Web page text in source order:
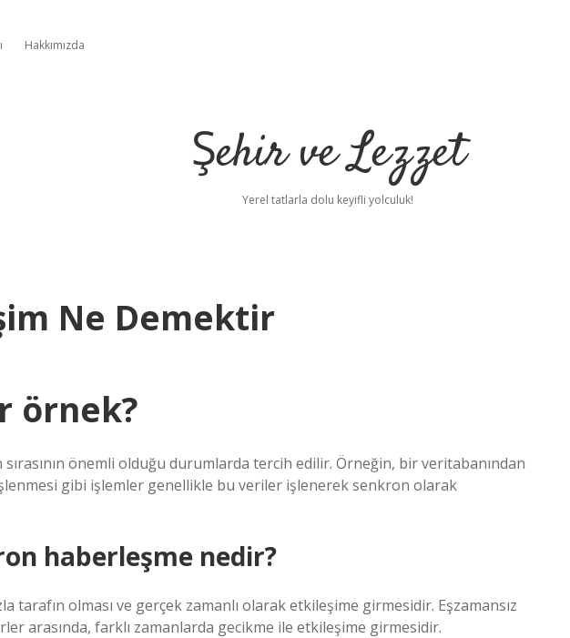
Hakkımızda
Şehir ve Lezzet
Yerel tatlarla dolu keyifli yolculuk!
Ne Demektir
örnek?
önemli olduğu durumlarda tercih edilir. Örneğin, bir veritabanından
gibi işlemler genellikle bu veriler işlenerek senkron olarak
haberleşme nedir?
tarafın olması ve gerçek zamanlı olarak etkileşime girmesidir. Eşzamansız
arasında, farklı zamanlarda gecikme ile etkileşime girmesidir.